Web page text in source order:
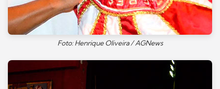
Foto: Henrique Oliveira / AGNews